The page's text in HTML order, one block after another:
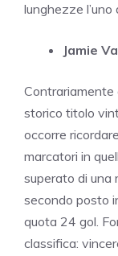
lunghezze l’uno
Jamie
Contrariamente
storico titolo
occorre
marcatori in
superato di una
secondo posto
quota 24 gol.
classifica: